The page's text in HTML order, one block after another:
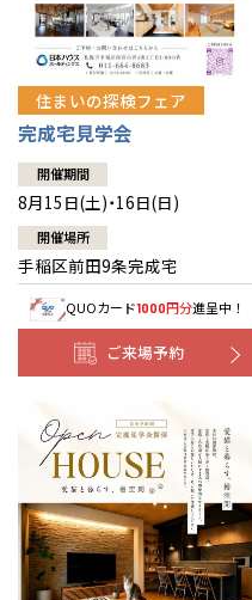
住まいの探検フェア
完成宅見学会
開催期間
8月15日(土)・16日(日)
開催場所
手稲区前田9条完成宅
QUOカード1000円分進呈中！
ご来場予約
全国の展示場
北海道
お近くのイベント
北海道